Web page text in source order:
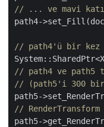
// ... ve mavi katı
path4-
// path4'ü bir kez
// path4 ve path5
// (path5'i 300
path5-
//
path5-